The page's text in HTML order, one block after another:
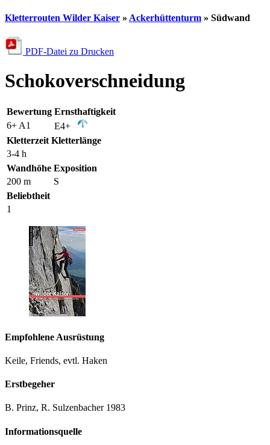
Kletterrouten Wilder Kaiser » Ackerhüttenturm » Südwand
PDF-Datei zu Drucken
Schokoverschneidung
Bewertung Ernsthaftigkeit
6+ A1
E4+
Kletterzeit Kletterlänge
3-4 h
Wandhöhe Exposition
200 m
S
Beliebtheit
1
Empfohlene Ausrüstung
Keile, Friends, evtl. Haken
Erstbegeher
B. Prinz, R. Sulzenbacher 1983
Informationsquelle